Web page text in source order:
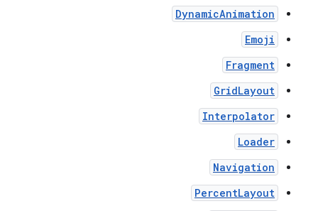
DynamicAnimation
Emoji
Fragment
GridLayout
Interpolator
Loader
Navigation
PercentLayout